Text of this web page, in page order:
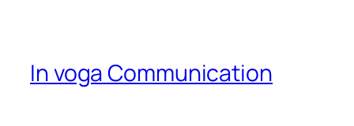
In voga Communication